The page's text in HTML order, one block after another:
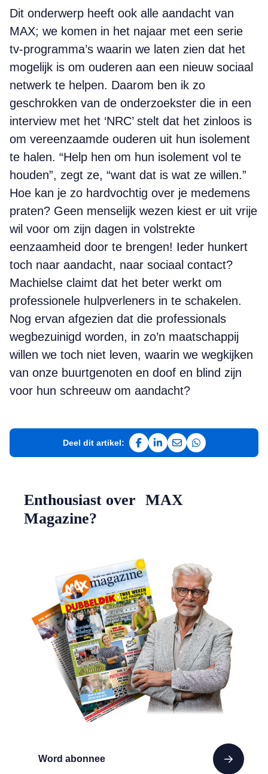
Dit onderwerp heeft ook alle aandacht van
MAX; we komen in het najaar met een serie
tv-programma’s waarin we laten zien dat het
mogelijk is om ouderen aan een nieuw sociaal
netwerk te helpen. Daarom ben ik zo
geschrokken van de onderzoekster die in een
interview met het ‘NRC’ stelt dat het zinloos is
om vereenzaamde ouderen uit hun isolement
te halen. “Help hen om hun isolement vol te
houden”, zegt ze, “want dat is wat ze willen.”
Hoe kan je zo hardvochtig over je medemens
praten? Geen menselijk wezen kiest er uit vrije
wil voor om zijn dagen in volstrekte
eenzaamheid door te brengen! Ieder hunkert
toch naar aandacht, naar sociaal contact?
Machielse claimt dat het beter werkt om
professionele hulpverleners in te schakelen.
Nog ervan afgezien dat die professionals
wegbezuinigd worden, in zo’n maatschappij
willen we toch niet leven, waarin we wegkijken
van onze buurtgenoten en doof en blind zijn
voor hun schreeuw om aandacht?
Deel dit artikel:
Deel op Facebook
Deel op LinkedIn
Deel via e-mail
Deel via
Word abonnee
Enthousiast over MAX
Magazine?